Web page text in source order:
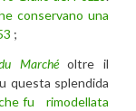
conservano una
;
Marchéoltre il
questa splendida
fu rimodellata